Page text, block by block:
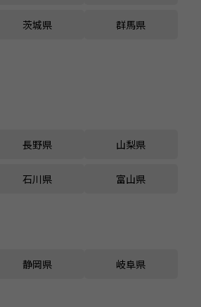
茨城県 群馬県
長野県 山梨県
石川県 富山県
静岡県 岐阜県